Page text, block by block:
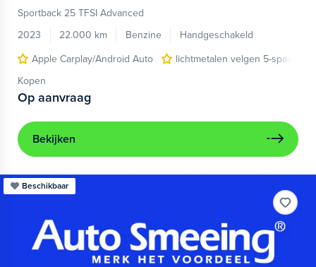
Sportback 25 TFSI Advanced
2023
22.000 km Benzine
Handgeschakeld
Apple Carplay/Android Auto
lichtmetalen velgen 5-spaaks
Kopen
Op aanvraag
Bekijken
Beschikbaar